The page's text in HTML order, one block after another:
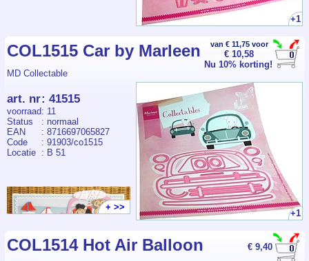
+1
van € 11,75 voor
€ 10,58
Nu 10% korting!
COL1515 Car by Marleen
MD Collectable
+1
art. nr: 41515
voorraad: 11
Status
: normaal
EAN
: 8716697065827
Code
: 91903/co1515
Locatie : B 51
+ >>
€ 9,40
COL1514 Hot Air Balloon